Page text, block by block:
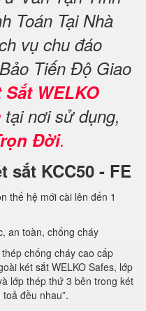
Toán Tại Nhà
vụ chu đáo
Tiến Độ Giao
WELKO
tại nơi sử dụng,
Đời.
KCC50 - FE
thế hệ mới cài lên đến 1
an toàn, chống cháy
chống cháy cao cấp
két sắt WELKO Safes, lớp
lớp thép thứ 3 bên trong két
đều nhau”.